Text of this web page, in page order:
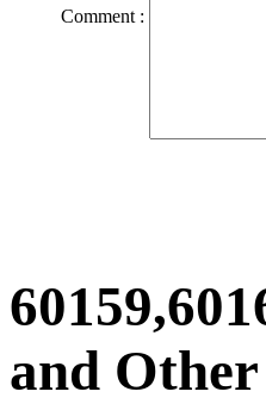
Comment :
and